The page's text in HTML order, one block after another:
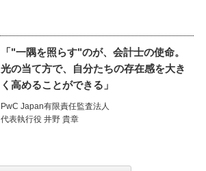
「"一隅を照らす"のが、会計士の使命。
光の当て方で、自分たちの存在感を大き
く高めることができる」
PwC Japan有限責任監査法人
代表執行役 井野 貴章